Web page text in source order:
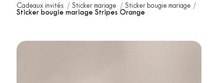
Cadeaux invités Sticker mariage
Sticker bougie mariage
Sticker bougie mariage Stripes Orange